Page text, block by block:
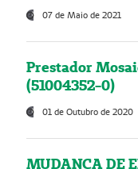
07 de Maio de 2021
Prestador
(51004352-0)
01 de Outubro de 2020
MUDANÇA DE